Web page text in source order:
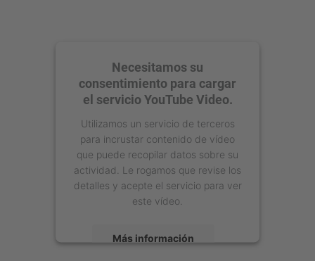
Necesitamos su
consentimiento para cargar
el servicio YouTube Video.
Utilizamos un servicio de terceros
para incrustar contenido de vídeo
que puede recopilar datos sobre su
actividad. Le rogamos que revise los
detalles y acepte el servicio para ver
este vídeo.
Más información